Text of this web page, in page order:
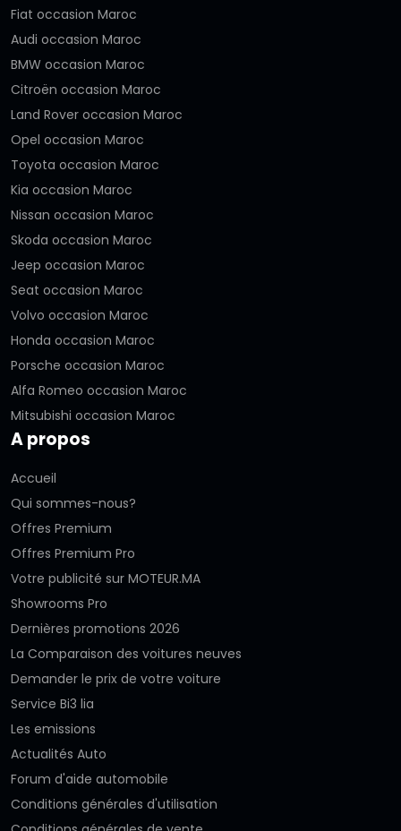
Fiat occasion Maroc
Audi occasion Maroc
BMW occasion Maroc
Citroën occasion Maroc
Land Rover occasion Maroc
Opel occasion Maroc
Toyota occasion Maroc
Kia occasion Maroc
Nissan occasion Maroc
Skoda occasion Maroc
Jeep occasion Maroc
Seat occasion Maroc
Volvo occasion Maroc
Honda occasion Maroc
Porsche occasion Maroc
Alfa Romeo occasion Maroc
Mitsubishi occasion Maroc
A propos
Accueil
Qui sommes-nous?
Offres Premium
Offres Premium Pro
Votre publicité sur MOTEUR.MA
Showrooms Pro
Dernières promotions 2026
La Comparaison des voitures neuves
Demander le prix de votre voiture
Service Bi3 lia
Les emissions
Actualités Auto
Forum d'aide automobile
Conditions générales d'utilisation